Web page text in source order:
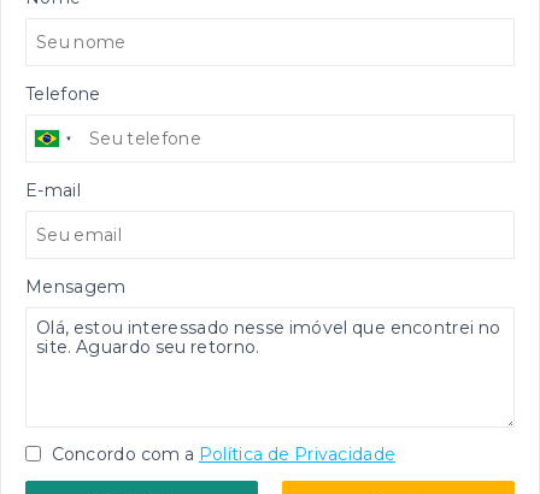
Telefone
E-mail
Mensagem
Concordo com a Política de Privacidade